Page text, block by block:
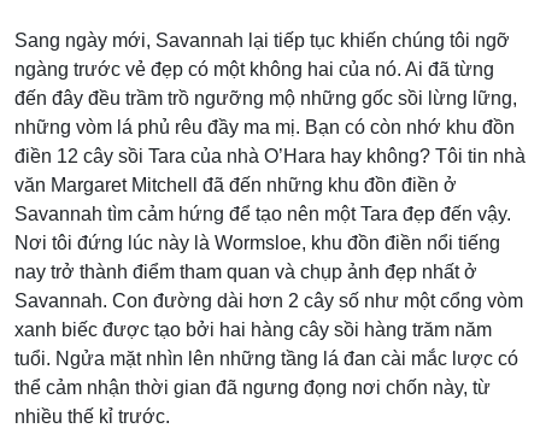
Sang ngày mới, Savannah lại tiếp tục khiến chúng tôi ngỡ
ngàng trước vẻ đẹp có một không hai của nó. Ai đã từng
đến đây đều trầm trồ ngưỡng mộ những gốc sồi lừng lững,
những vòm lá phủ rêu đầy ma mị. Bạn có còn nhớ khu đồn
điền 12 cây sồi Tara của nhà O’Hara hay không? Tôi tin nhà
văn Margaret Mitchell đã đến những khu đồn điền ở
Savannah tìm cảm hứng để tạo nên một Tara đẹp đến vậy.
Nơi tôi đứng lúc này là Wormsloe, khu đồn điền nổi tiếng
nay trở thành điểm tham quan và chụp ảnh đẹp nhất ở
Savannah. Con đường dài hơn 2 cây số như một cổng vòm
xanh biếc được tạo bởi hai hàng cây sồi hàng trăm năm
tuổi. Ngửa mặt nhìn lên những tầng lá đan cài mắc lược có
thể cảm nhận thời gian đã ngưng đọng nơi chốn này, từ
nhiều thế kỉ trước.